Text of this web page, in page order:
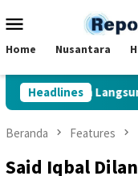
ke
Mobile
Home Nusantara
Headlines
Terjun Langsung
Beranda Features
Said Iqbal